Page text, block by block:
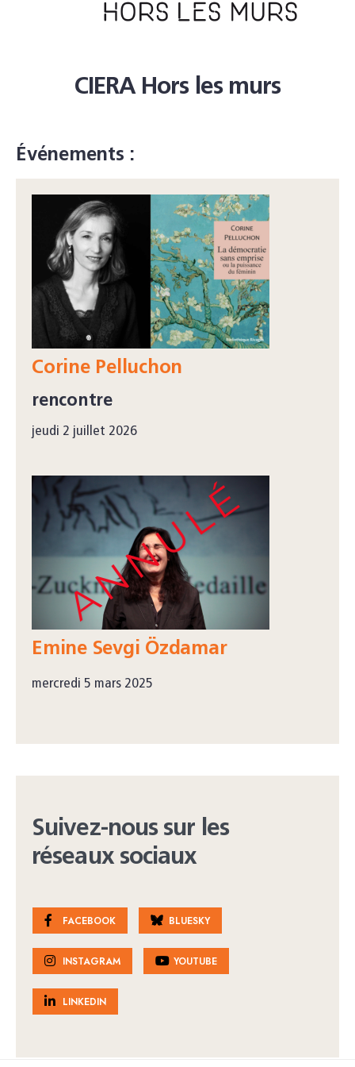
CIERA Hors les murs
Événements :
Corine Pelluchon
rencontre
jeudi 2 juillet 2026
Emine Sevgi Özdamar
mercredi 5 mars 2025
Suivez-nous sur les
réseaux sociaux
FACEBOOK BLUESKY
INSTAGRAM YOUTUBE
LINKEDIN